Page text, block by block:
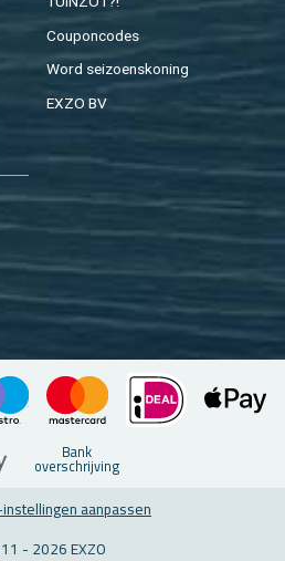
Cou­pon­co­des
Word sei­zoens­ko­ning
EXZO BV
Bank
over­schrij­ving
aan­pas­sen
- 2026 EXZO